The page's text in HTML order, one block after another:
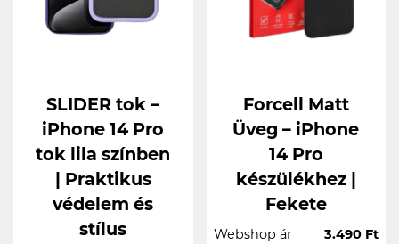
SLIDER tok –
iPhone 14 Pro
tok lila színben
| Praktikus
védelem és
stílus
Forcell Matt
Üveg – iPhone
14 Pro
készülékhez |
Fekete
Webshop ár 3.490 Ft